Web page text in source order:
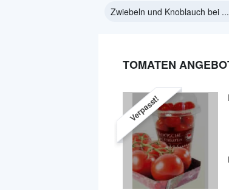
Zwiebeln und Knoblauch bei
TOMATEN
Verpasst!